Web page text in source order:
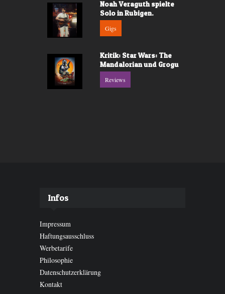
Noah Veraguth spielte
Solo in Rubigen.
Gigs
Kritik: Star Wars: The
Mandalorian und Grogu
Reviews
Infos
Impressum
Haftungsausschluss
Werbetarife
Philosophie
Datenschutzerklärung
Kontakt